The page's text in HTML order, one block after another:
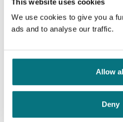
We use cookies to give you a
ads and to analyse our traffic.
Allow
Deny
Antall sider: 192
Jeg husker dykkertanken nede på
ved sjøen. Den varme, søte lukta av
med lungesprengning.
oppi så jeg fikk flyte rundt i toppen
med tyve meter opplyst vann ned
Han ga meg en blank plastboks til
Kaja
Innbundet
Kjøp